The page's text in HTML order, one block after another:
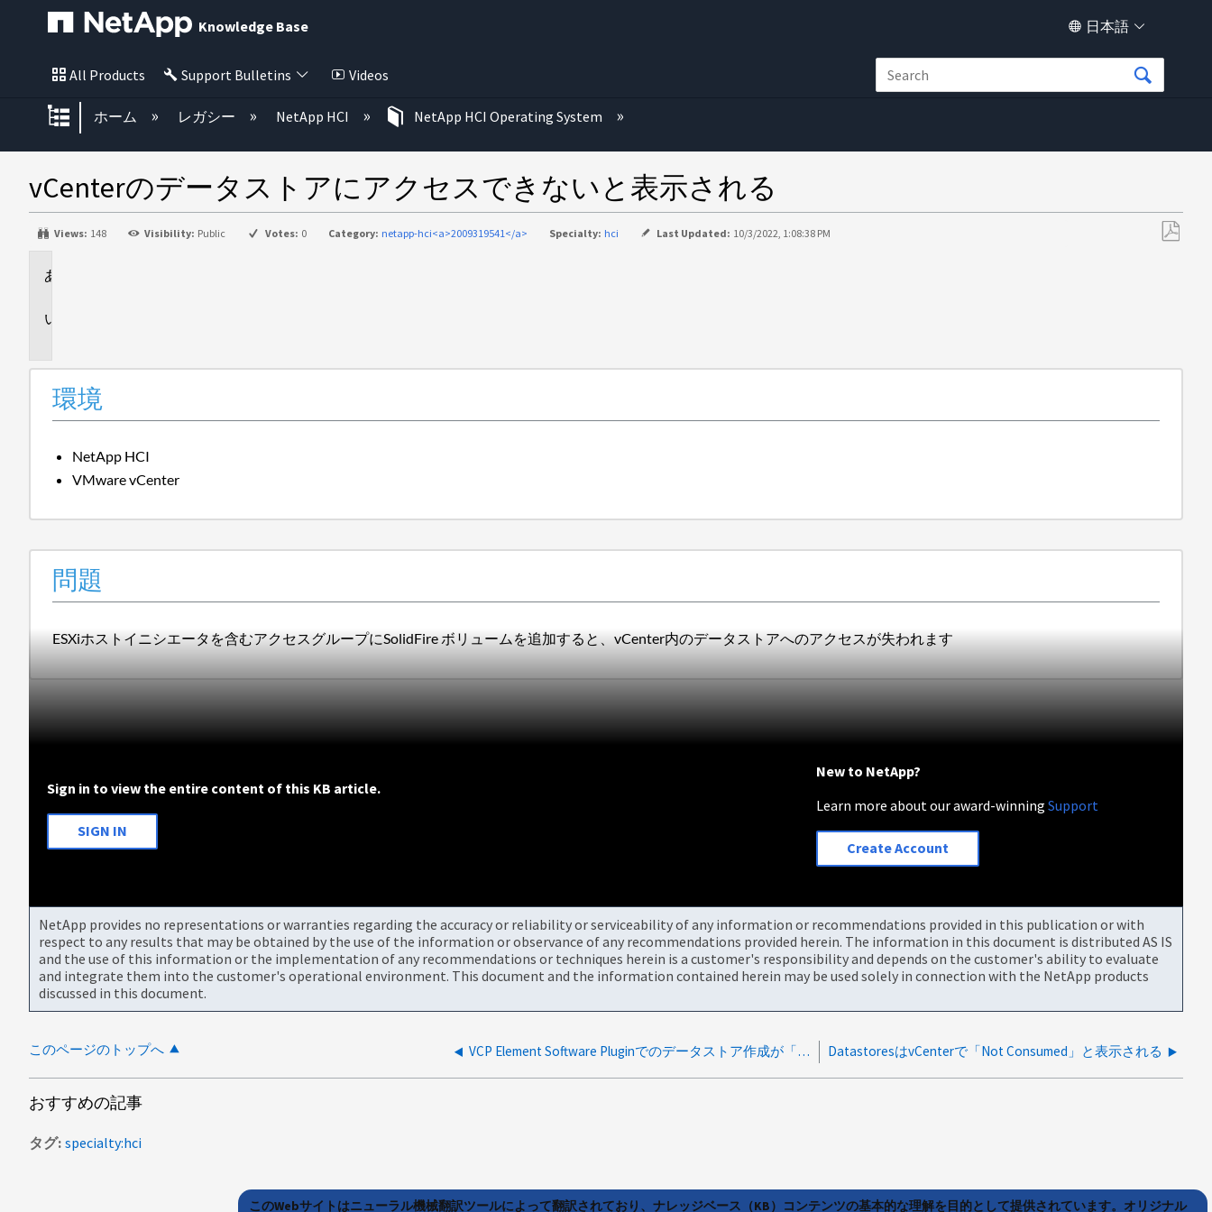
Knowledge Base 日本語
All Products Support Bulletins Videos
グローバル階層を展開/折りたたむ
ホーム レガシー NetApp HCI NetApp HCI Operating System
vCenterのデータストアにアクセスできないと表示される
Views: 148 Visibility: Public Votes: 0 Category: netapp-hci<a>2009319541</a> Specialty: hci Last Updated: 10/3/2022, 1:08:38 PM
環境
NetApp HCI
VMware vCenter
問題
ESXiホストイニシエータを含むアクセスグループにSolidFire ボリュームを追加すると、vCenter内のデータストアへのアクセスが失われます
Sign in to view the entire content of this KB article.
SIGN IN
New to NetApp?
Learn more about our award-winningSupport
Create Account
NetApp provides no representations or warranties regarding the accuracy or reliability or serviceability of any information or recommendations provided in this publication or with
respect to any results that may be obtained by the use of the information or observance of any recommendations provided herein. The information in this document is distributed AS IS
and the use of this information or the implementation of any recommendations or techniques herein is a customer's responsibility and depends on the customer's ability to evaluate
and integrate them into the customer's operational environment. This document and the information contained herein may be used solely in connection with the NetApp products
discussed in this document.
このページのトップへ VCP Element Software Pluginでのデータストア作成が「No available disks to create a datastore on」で失敗する DatastoresはvCenterで「Not Consumed」と表示される
おすすめの記事
タグ specialty:hci
このWebサイトはニューラル機械翻訳ツールによって翻訳されており、ナレッジベース（KB）コンテンツの基本的な理解を目的として提供されています。オリジナル